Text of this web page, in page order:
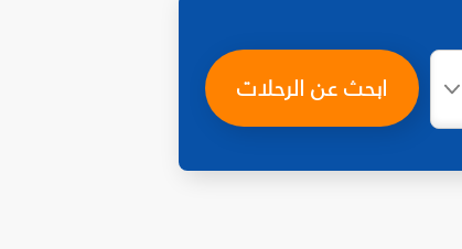
ابحث عن الرحلات